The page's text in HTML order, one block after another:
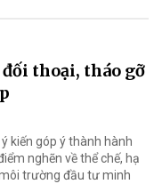
thoại, tháo gỡ
kiến góp ý thành hành
nghẽn về thể chế, hạ
trường đầu tư minh